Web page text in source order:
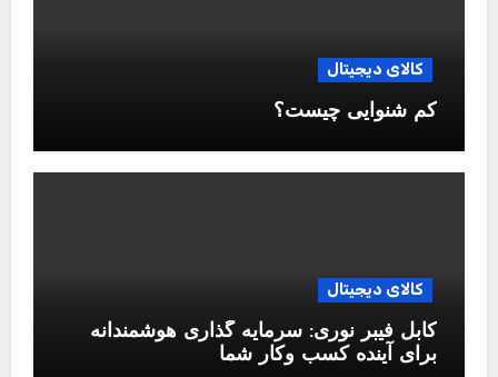
کالای دیجیتال
کم شنوایی چیست؟
کالای دیجیتال
کابل فیبر نوری: سرمایه گذاری هوشمندانه
برای آینده کسب وکار شما